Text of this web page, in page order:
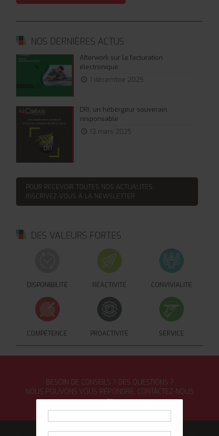
NOS DERNIÈRES ACTUS
Afterwork sur la facturation
électronique
1 décembre 2025
DRI, un hébergeur souverain
responsable
13 mars 2025
POUR RECEVOIR TOUTES NOS ACTUALITÉS,
INSCRIVEZ-VOUS À LA NEWSLETTER
DES VALEURS FORTES
DISPONIBILITÉ RÉACTIVITÉ CONVIVIALITÉ
COMPÉTENCE PROACTIVITÉ SERVICE
BESOIN DE CONSEILS ? DES QUESTIONS ?
NOUS POUVONS VOUS RÉPONDRE, CONTACTEZ-NOUS